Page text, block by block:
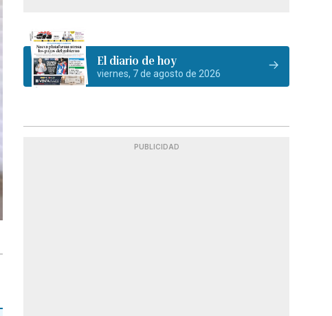
El diario de hoy
viernes, 7 de agosto de 2026
PUBLICIDAD